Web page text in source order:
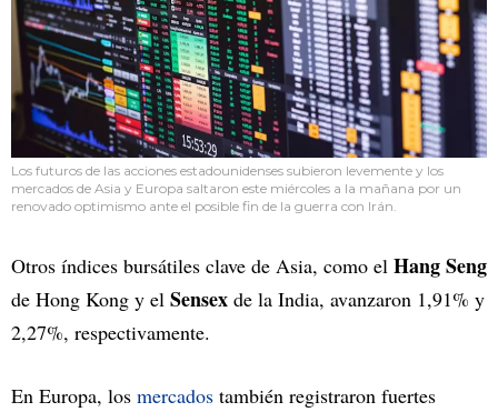
Los futuros de las acciones estadounidenses subieron levemente y los
mercados de Asia y Europa saltaron este miércoles a la mañana por un
renovado optimismo ante el posible fin de la guerra con Irán.
Otros índices bursátiles clave de Asia, como el Hang Seng
de Hong Kong y el Sensex de la India, avanzaron 1,91% y
2,27%, respectivamente.
En Europa, los mercados también registraron fuertes